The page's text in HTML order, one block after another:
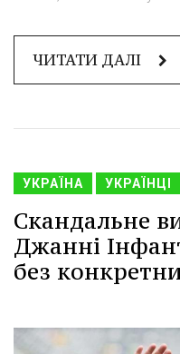
ЧИТАТИ ДАЛІ
УКРАЇНА УКРАЇНЦІ
Скандальне
Джанні
без